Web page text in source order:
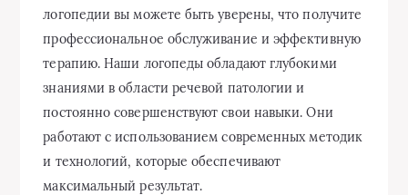
логопедии вы можете быть уверены, что получите
профессиональное обслуживание и эффективную
терапию. Наши логопеды обладают глубокими
знаниями в области речевой патологии и
постоянно совершенствуют свои навыки. Они
работают с использованием современных методик
и технологий, которые обеспечивают
максимальный результат.